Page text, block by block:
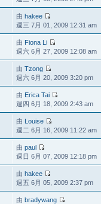
由hakee
週三 7月 01, 2009 12:31 am
由 Fiona Li
週六 6月 27, 2009 12:08 am
由Tzong
週六 6月 20, 2009 3:20 pm
由 Erica Tai
週四 6月 18, 2009 2:43 am
由 Louise
週二 6月 16, 2009 11:22 am
由paul
週日 6月 07, 2009 12:18 pm
由hakee
週五 6月 05, 2009 2:37 pm
由bradywang